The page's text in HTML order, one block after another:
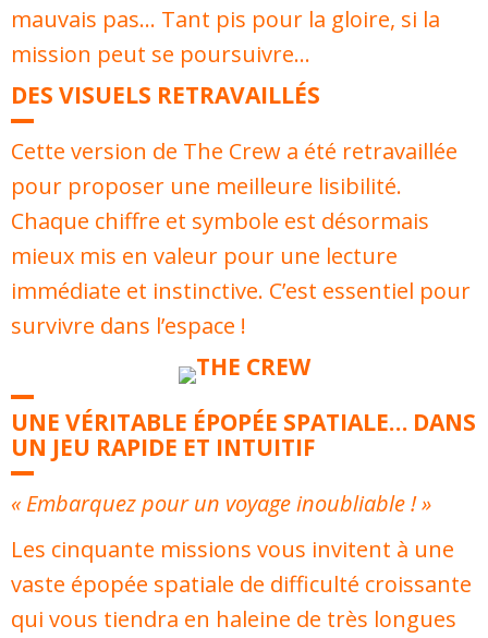
mauvais pas… Tant pis pour la gloire, si la
mission peut se poursuivre…
DES VISUELS RETRAVAILLÉS
Cette version de The Crew a été retravaillée
pour proposer une meilleure lisibilité.
Chaque chiffre et symbole est désormais
mieux mis en valeur pour une lecture
immédiate et instinctive. C’est essentiel pour
survivre dans l’espace !
UNE VÉRITABLE ÉPOPÉE SPATIALE… DANS
UN JEU RAPIDE ET INTUITIF
« Embarquez pour un voyage inoubliable ! »
Les cinquante missions vous invitent à une
vaste épopée spatiale de difficulté croissante
qui vous tiendra en haleine de très longues